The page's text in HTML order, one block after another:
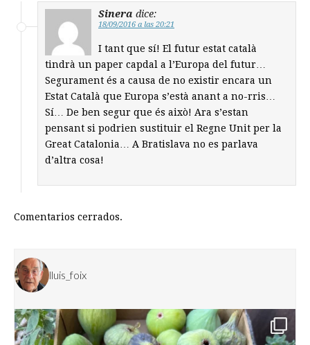
Sinera dice:
18/09/2016 a las 20:21
I tant que sí! El futur estat català
tindrà un paper capdal a l’Europa del futur…
Segurament és a causa de no existir encara un
Estat Català que Europa s’està anant a no-rris…
Sí… De ben segur que és això! Ara s’estan
pensant si podrien sustituir el Regne Unit per la
Great Catalonia… A Bratislava no es parlava
d’altra cosa!
Comentarios cerrados.
lluis_foix